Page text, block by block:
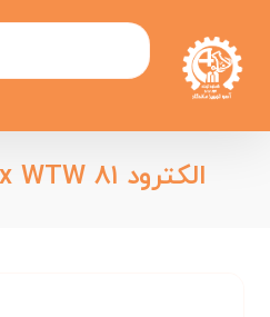
الکترود pH Sentix WTW ۸۱